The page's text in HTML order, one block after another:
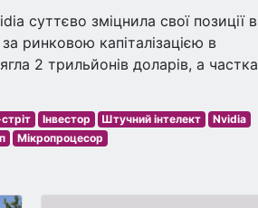
суттєво зміцнила свої позиції в
ринковою капіталізацією в
2 трильйонів доларів, а частка
Інвестор Штучний інтелект
Nvidia
Мікропроцесор